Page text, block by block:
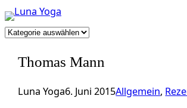
Kategorien
Thomas Mann
Luna Yoga6. Juni 2015Allgemein,